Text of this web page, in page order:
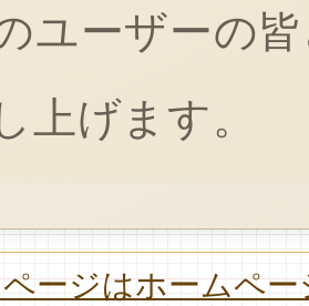
ユーザーの
上げます。
ージはホームペ